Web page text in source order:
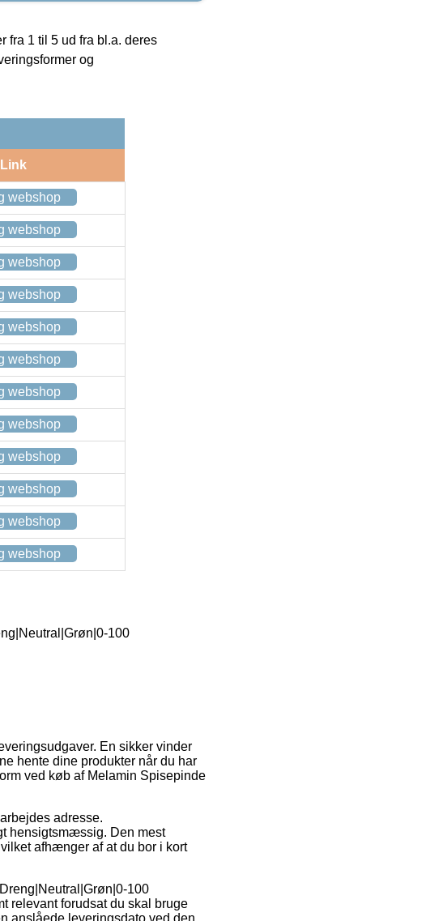
fra 1 til 5 ud fra bl.a. deres
og
Link
webshop
webshop
webshop
webshop
webshop
webshop
webshop
webshop
webshop
webshop
webshop
webshop
100
En sikker vinder
hente dine produkter når du har
ved køb af Melamin Spisepinde
adresse.
hensigtsmæssig. Den mest
afhænger af at du bor i kort
100
relevant forudsat du skal bruge
anslåede leveringsdato ved den